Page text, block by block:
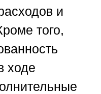
и
того,
ходе